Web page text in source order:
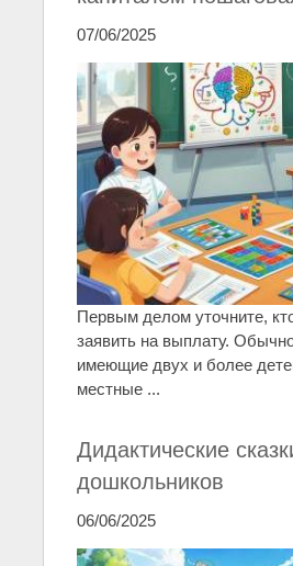
07/06/2025
Первым делом уточните,
заявить на выплату.
имеющие двух и более
местные ...
Дидактические
дошкольников
06/06/2025